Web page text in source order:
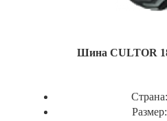
Шина CULTOR
Страна:
Размер: